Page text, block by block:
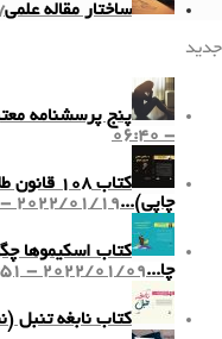
ساختار مقاله علمی
جدید
پنج پرسشنامه
- 06:40
کتاب ۱۰۸
چاپی)...2022/01/19 - 14:21
کتاب اسکیموها
چا...2022/01/09 - 13:51
کتاب نابغه تنبل